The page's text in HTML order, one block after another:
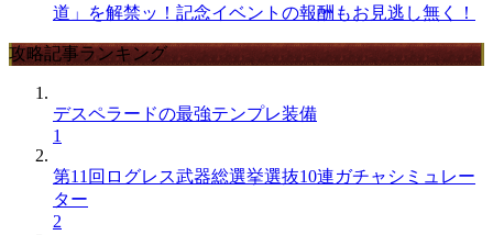
道」を解禁ッ！記念イベントの報酬もお見逃し無く！
攻略記事ランキング
デスペラードの最強テンプレ装備
1
第11回ログレス武器総選挙選抜10連ガチャシミュレー
ター
2